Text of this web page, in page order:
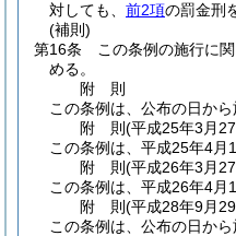
対しても、 前2項の罰金刑
(補則)
第16条
この条例の施行に
める。
附 則
この条例は、公布の日から
附 則(平成25年3月
この条例は、平成25年4月
附 則(平成26年3月
この条例は、平成26年4月
附 則(平成28年9月
この条例は、公布の日から